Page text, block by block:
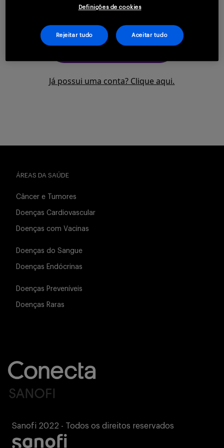
Sobre
Buscar
saúde.
CLIQUE AQUI PARA SE
Já possui uma conta? Clique aqui.
ÁREAS DA SAÚDE
Câncer e Tumores
Doenças Cardiovascular
Doenças com Vacinas
Doenças do Sangue
Doenças Endócrinas
Doenças Preveníveis
Doenças Raras
Sanofi 2022 - Todos os direitos reservados
Definições de cookies
Rejeitar tudo Aceitar tudo